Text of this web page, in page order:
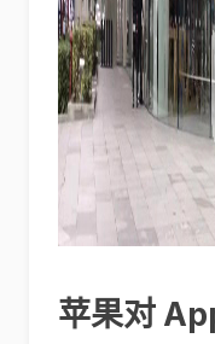
苹果对